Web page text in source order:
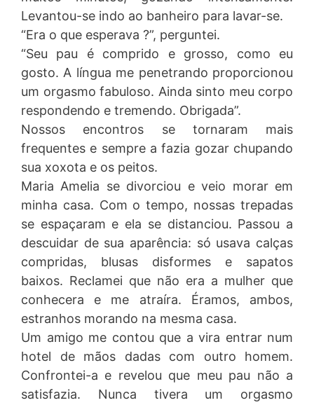
Levantou-se indo ao banheiro para lavar-se.
“Era o que esperava ?”, perguntei.
“Seu pau é comprido e grosso, como eu
gosto. A língua me penetrando proporcionou
um orgasmo fabuloso. Ainda sinto meu corpo
respondendo e tremendo. Obrigada”.
Nossos encontros se tornaram mais
frequentes e sempre a fazia gozar chupando
sua xoxota e os peitos.
Maria Amelia se divorciou e veio morar em
minha casa. Com o tempo, nossas trepadas
se espaçaram e ela se distanciou. Passou a
descuidar de sua aparência: só usava calças
compridas, blusas disformes e sapatos
baixos. Reclamei que não era a mulher que
conhecera e me atraíra. Éramos, ambos,
estranhos morando na mesma casa.
Um amigo me contou que a vira entrar num
hotel de mãos dadas com outro homem.
Confrontei-a e revelou que meu pau não a
satisfazia. Nunca tivera um orgasmo